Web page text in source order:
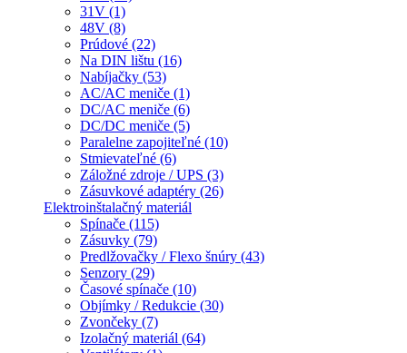
31V (1)
48V (8)
Prúdové (22)
Na DIN lištu (16)
Nabíjačky (53)
AC/AC meniče (1)
DC/AC meniče (6)
DC/DC meniče (5)
Paralelne zapojiteľné (10)
Stmievateľné (6)
Záložné zdroje / UPS (3)
Zásuvkové adaptéry (26)
Elektroinštalačný materiál
Spínače (115)
Zásuvky (79)
Predlžovačky / Flexo šnúry (43)
Senzory (29)
Časové spínače (10)
Objímky / Redukcie (30)
Zvončeky (7)
Izolačný materiál (64)